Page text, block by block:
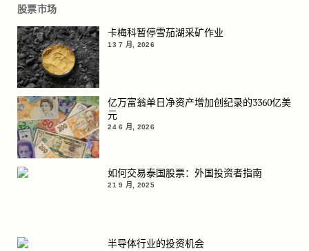
股票市场
卡梅科暂停雪茄湖采矿作业
13 7 月, 2026
亿万富翁单日净资产增加创纪录的3360亿美
元
24 6 月, 2026
如何交易泰国股票：外国投资者指南
21 9 月, 2025
半导体行业的投资机会